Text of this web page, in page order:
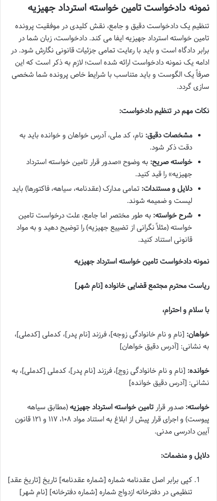
نمونه دادخواست تامین خواسته استرداد جهیزیه
تنظیم یک دادخواست دقیق و جامع، نقش کلیدی در موفقیت پرونده
تامین خواسته استرداد جهیزیه ایفا می کند. دادخواست، زبان شما در
برابر دادگاه است و باید با رعایت تمامی جزئیات قانونی نگارش شود. در
ادامه یک نمونه دادخواست ارائه شده است؛ لازم به ذکر است که این
صرفاً یک الگوست و باید متناسب با شرایط خاص پرونده شما شخصی
سازی گردد.
نکات مهم در تنظیم دادخواست:
مشخصات دقیق: نام، کد ملی، آدرس خواهان و خوانده باید به
دقت ذکر شود.
خواسته صریح: به وضوح «صدور قرار تامین خواسته استرداد
جهیزیه» را قید کنید.
دلایل و مستندات: تمامی مدارک (عقدنامه، سیاهه، فاکتورها) باید
لیست و ضمیمه شوند.
شرح خواسته: به طور مختصر اما جامع، علت درخواست تامین
خواسته (مثلاً نگرانی از تضییع جهیزیه) را توضیح دهید و به مواد
قانونی استناد کنید.
نمونه دادخواست تامین خواسته استرداد جهیزیه
ریاست محترم مجتمع قضایی خانواده [نام شهر]
با سلام و احترام،
خواهان: [نام و نام خانوادگی زوجه]، فرزند [نام پدر]، کدملی [کدملی]،
به نشانی: [آدرس دقیق خواهان]
خوانده: [نام و نام خانوادگی زوج]، فرزند [نام پدر]، کدملی [کدملی]، به
نشانی: [آدرس دقیق خوانده]
خواسته: صدور قرار تامین خواسته استرداد جهیزیه(مطابق سیاهه
پیوست) و اجرای قرار پیش از ابلاغ به استناد مواد ۱۰۸، ۱۱۷ و ۱۲۱ قانون
آیین دادرسی مدنی.
دلایل و منضمات:
کپی برابر اصل عقدنامه شماره [شماره عقدنامه] تاریخ [تاریخ عقد]
تنظیمی در دفترخانه ازدواج شماره [شماره دفترخانه] [نام شهر]